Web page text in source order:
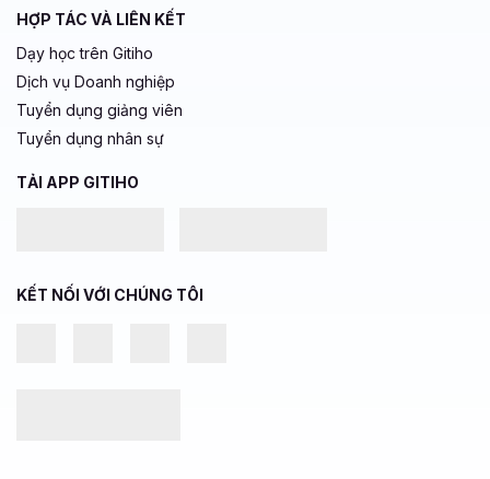
HỢP TÁC VÀ LIÊN KẾT
Dạy học trên Gitiho
Dịch vụ Doanh nghiệp
Tuyển dụng giảng viên
Tuyển dụng nhân sự
TẢI APP GITIHO
KẾT NỐI VỚI CHÚNG TÔI